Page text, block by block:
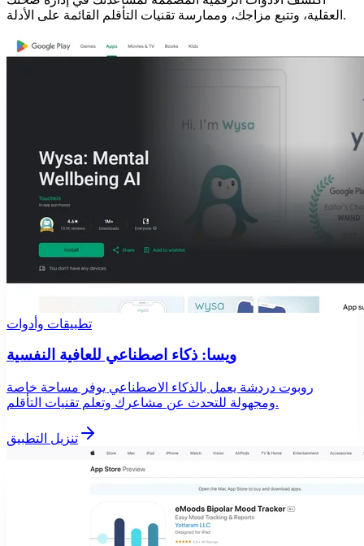
العقلية، وتتبع مزاجك، وممارسة تقنيات التأقلم القائمة على الأدلة.
تطبيقات وأدوات
ويسا: ذكاء اصطناعي للعافية النفسية
روبوت دردشة يعمل بالذكاء الاصطناعي يوفر مساحة خاصة
ومجهولة للتحدث عن مشاعرك وتعلم تقنيات التأقلم.
تنزيل التطبيق